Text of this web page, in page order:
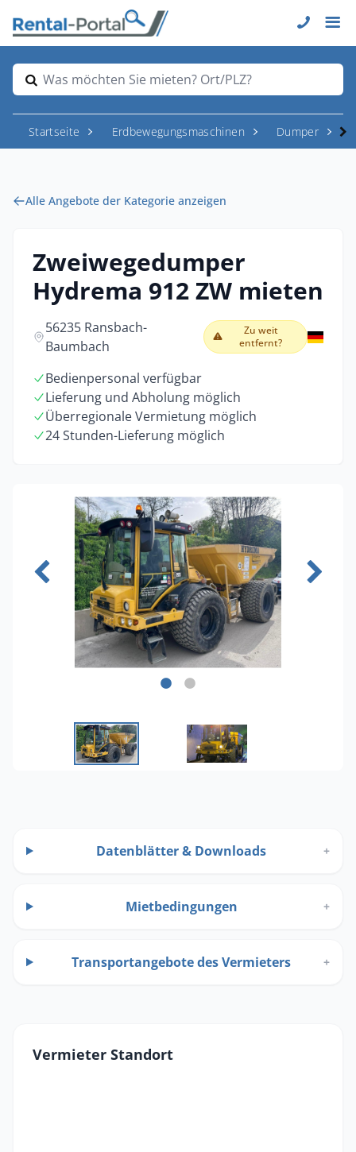
Was möchten Sie mieten? Ort/PLZ?
Startseite Erdbewegungsmaschinen Dumper
Alle Angebote der Kategorie anzeigen
Zweiwegedumper
Hydrema 912 ZW mieten
56235 Ransbach-
Baumbach
Zu weit
entfernt?
Bedienpersonal verfügbar
Lieferung und Abholung möglich
Überregionale Vermietung möglich
24 Stunden-Lieferung möglich
Datenblätter & Downloads +
Mietbedingungen +
Transportangebote des Vermieters +
Vermieter Standort